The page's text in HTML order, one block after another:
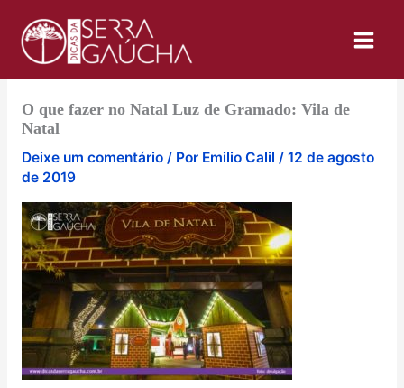
para
conteúdo
O que fazer no Natal Luz de Gramado: Vila de
Natal
Deixe um comentário / Por Emilio Calil / 12 de agosto
de 2019